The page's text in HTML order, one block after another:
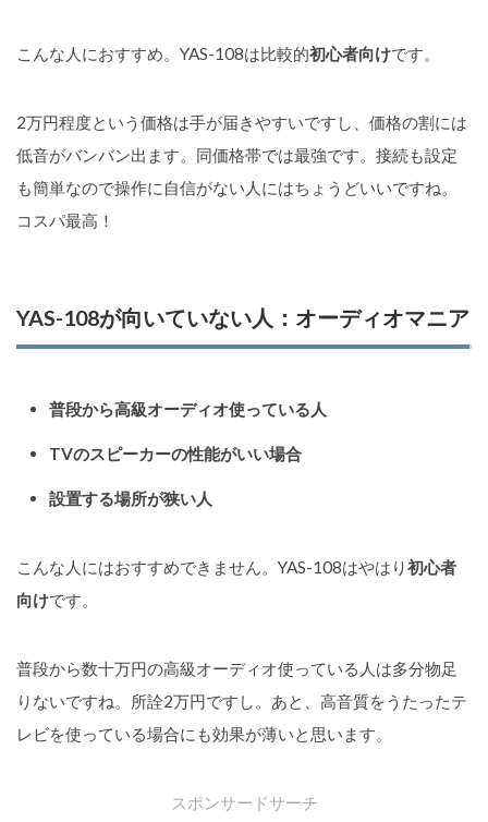
こんな人におすすめ。YAS-108は比較的初心者向けです。
2万円程度という価格は手が届きやすいですし、価格の割には
低音がバンバン出ます。同価格帯では最強です。接続も設定
も簡単なので操作に自信がない人にはちょうどいいですね。
コスパ最高！
YAS-108が向いていない人：オーディオマニア
普段から高級オーディオ使っている人
TVのスピーカーの性能がいい場合
設置する場所が狭い人
こんな人にはおすすめできません。YAS-108はやはり初心者
向けです。
普段から数十万円の高級オーディオ使っている人は多分物足
りないですね。所詮2万円ですし。あと、高音質をうたったテ
レビを使っている場合にも効果が薄いと思います。
スポンサードサーチ